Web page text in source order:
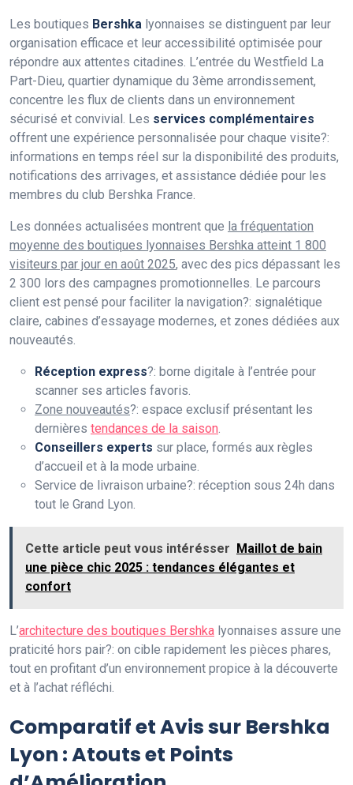
Les boutiques Bershka lyonnaises se distinguent par leur
organisation efficace et leur accessibilité optimisée pour
répondre aux attentes citadines. L’entrée du Westfield La
Part-Dieu, quartier dynamique du 3ème arrondissement,
concentre les flux de clients dans un environnement
sécurisé et convivial. Les services complémentaires
offrent une expérience personnalisée pour chaque visite?:
informations en temps réel sur la disponibilité des produits,
notifications des arrivages, et assistance dédiée pour les
membres du club Bershka France.
Les données actualisées montrent que la fréquentation
moyenne des boutiques lyonnaises Bershka atteint 1 800
visiteurs par jour en août 2025, avec des pics dépassant les
2 300 lors des campagnes promotionnelles. Le parcours
client est pensé pour faciliter la navigation?: signalétique
claire, cabines d’essayage modernes, et zones dédiées aux
nouveautés.
Réception express?: borne digitale à l’entrée pour
scanner ses articles favoris.
Zone nouveautés?: espace exclusif présentant les
dernières tendances de la saison
Conseillers experts sur place, formés aux règles
d’accueil et à la mode urbaine.
Service de livraison urbaine?: réception sous 24h dans
tout le Grand Lyon.
Cette article peut vous intérésser Maillot de bain
une pièce chic 2025 : tendances élégantes et
confort
L’architecture des boutiques Bershka lyonnaises assure une
praticité hors pair?: on cible rapidement les pièces phares,
tout en profitant d’un environnement propice à la découverte
et à l’achat réfléchi.
Comparatif et Avis sur Bershka
Lyon : Atouts et Points